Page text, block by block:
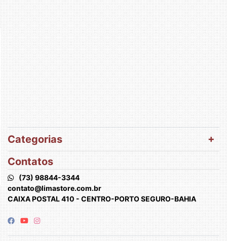
Categorias
Contatos
(73) 98844-3344
contato@limastore.com.br
CAIXA POSTAL 410 - CENTRO-PORTO SEGURO-BAHIA